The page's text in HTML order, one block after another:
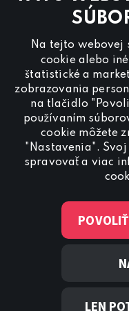
Na tejto webovej
cookie alebo
štatistické a
zobrazovania
na tlačidlo
používaním
cookie môžete
"Nastavenia".
spravovať a viac
LEN
kontaktujte na
Našu redakciu kontaktujete
redakce@canalplus.cz
Spojte sa s
© 2022 Canal+
S. à r.l. so sídlom Rue